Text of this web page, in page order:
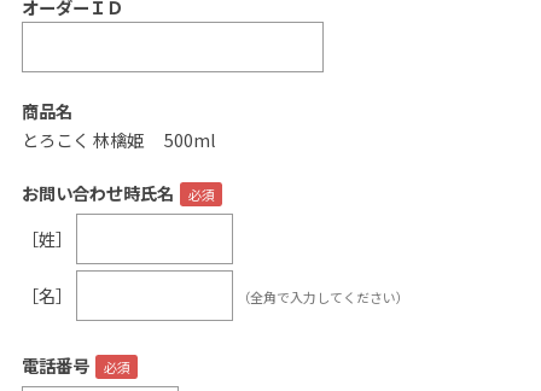
ギフトサービス
お問い合わせ
0120-12-2486
【営業時間】8:30～17:30
休業日：日曜・祝日／土曜は不定休
お問い合わせフォームはこちら
オーダーＩＤ
商品名
とろこく 林檎姫 500ml
お問い合わせ時氏名
［姓］
［名］ （全角で入力してください）
電話番号